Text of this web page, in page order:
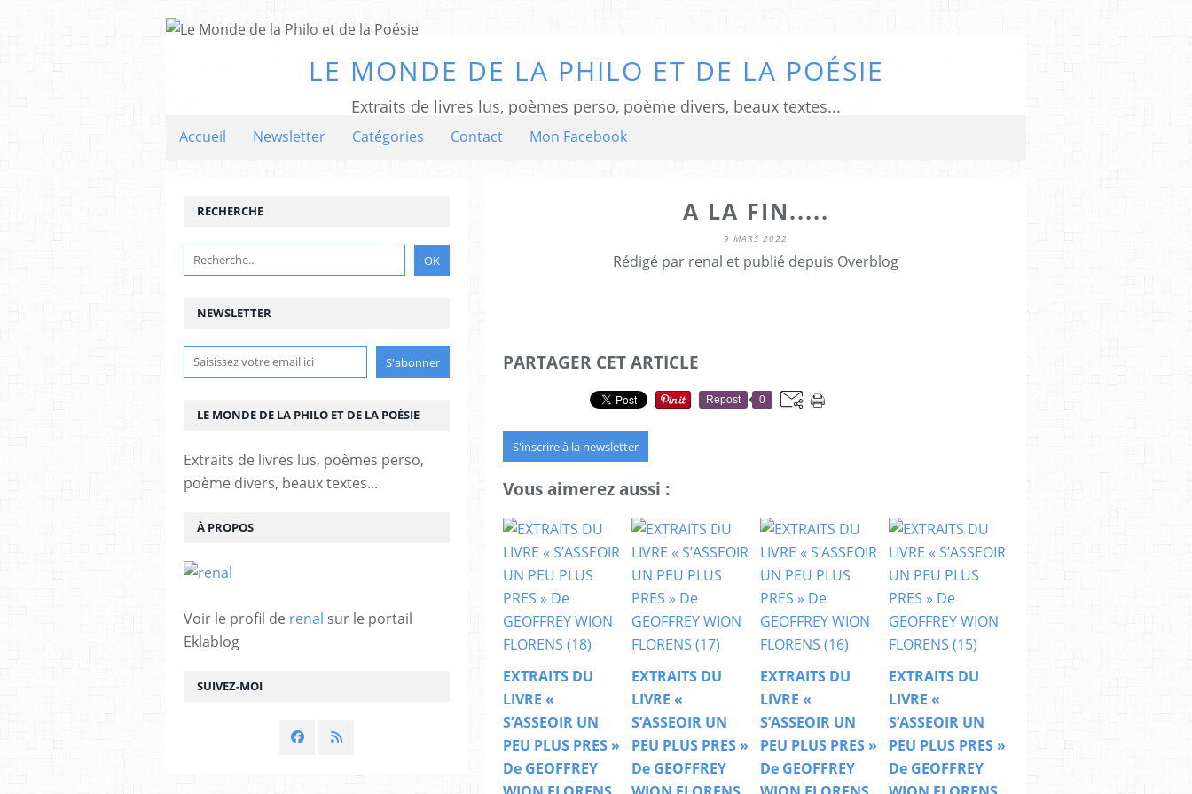
LE MONDE DE LA PHILO ET DE LA POÉSIE
Extraits de livres lus, poèmes perso, poème divers, beaux textes...
Accueil Newsletter Catégories Contact Mon Facebook
A LA FIN.....
9 MARS 2022
Rédigé par renal et publié depuis Overblog
PARTAGER CET ARTICLE
Repost 0
S'inscrire à la newsletter
Vous aimerez aussi :
EXTRAITS DU
LIVRE «
S’ASSEOIR UN
PEU PLUS PRES »
De GEOFFREY
EXTRAITS DU
LIVRE «
S’ASSEOIR UN
PEU PLUS PRES »
De GEOFFREY
EXTRAITS DU
LIVRE «
S’ASSEOIR UN
PEU PLUS PRES »
De GEOFFREY
EXTRAITS DU
LIVRE «
S’ASSEOIR UN
PEU PLUS PRES »
De GEOFFREY
NEWSLETTER
SUIVEZ-MOI
RECHERCHE
LE MONDE DE LA PHILO ET DE LA POÉSIE
Extraits de livres lus, poèmes perso,
poème divers, beaux textes...
À PROPOS
Voir le profil de renal sur le portail
Eklablog